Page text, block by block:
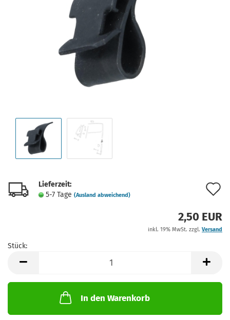
Lieferzeit:
5-7 Tage (Ausland abweichend)
2,50 EUR
inkl. 19% MwSt. zzgl. Versand
Stück:
In den Warenkorb